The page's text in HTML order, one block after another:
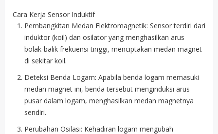
Cara Kerja Sensor Induktif
Pembangkitan Medan Elektromagnetik: Sensor terdiri dari
induktor (koil) dan osilator yang menghasilkan arus
bolak-balik frekuensi tinggi, menciptakan medan magnet
di sekitar koil.
Deteksi Benda Logam: Apabila benda logam memasuki
medan magnet ini, benda tersebut menginduksi arus
pusar dalam logam, menghasilkan medan magnetnya
sendiri.
Perubahan Osilasi: Kehadiran logam mengubah